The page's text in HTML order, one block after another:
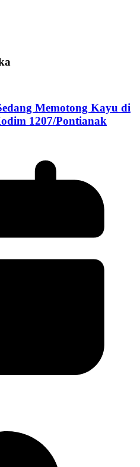
Memotong Kayu di
1207/Pontianak